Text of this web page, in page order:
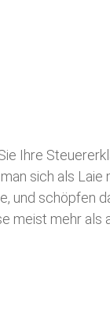
Ihre
sich als
und schöpfen
meist mehr als